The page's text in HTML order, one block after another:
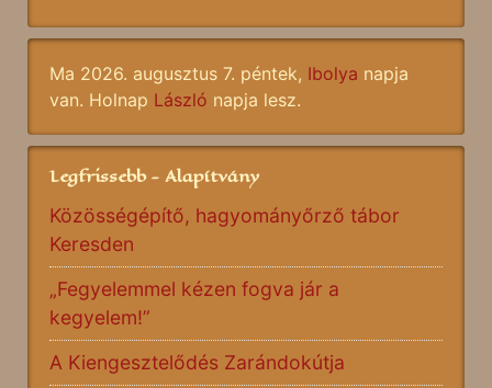
Ma 2026. augusztus 7. péntek, Ibolya napja
van. Holnap László napja lesz.
Legfrissebb - Alapítvány
Közösségépítő, hagyományőrző tábor
Keresden
„Fegyelemmel kézen fogva jár a
kegyelem!”
A Kiengesztelődés Zarándokútja